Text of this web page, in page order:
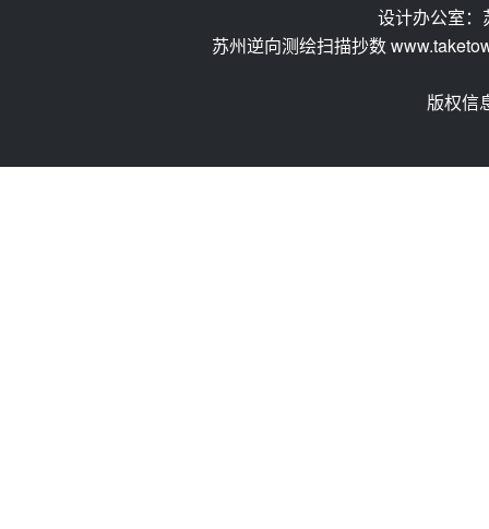
设计办公室
苏州逆向测绘扫描抄数
版权信